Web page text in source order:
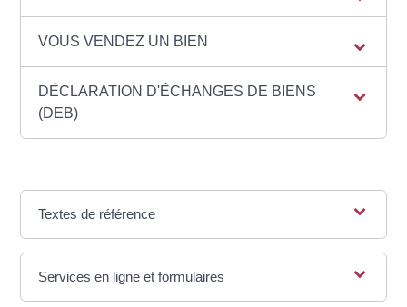
VOUS VENDEZ UN BIEN
DÉCLARATION D'ÉCHANGES DE BIENS
(DEB)
Textes de référence
Services en ligne et formulaires